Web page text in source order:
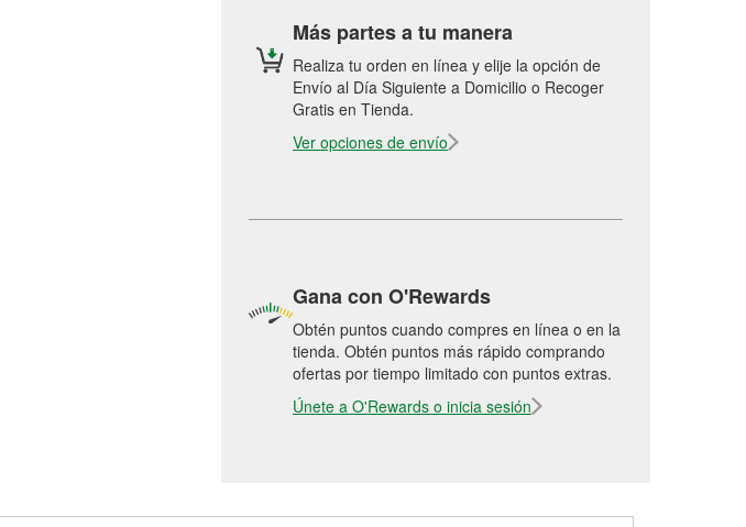
Más partes a tu manera
Realiza tu orden en línea y elije la opción de
Envío al Día Siguiente a Domicilio o Recoger
Gratis en Tienda.
Ver opciones de envío
Gana con O'Rewards
Obtén puntos cuando compres en línea o en la
tienda. Obtén puntos más rápido comprando
ofertas por tiempo limitado con puntos extras.
Únete a O'Rewards o inicia sesión